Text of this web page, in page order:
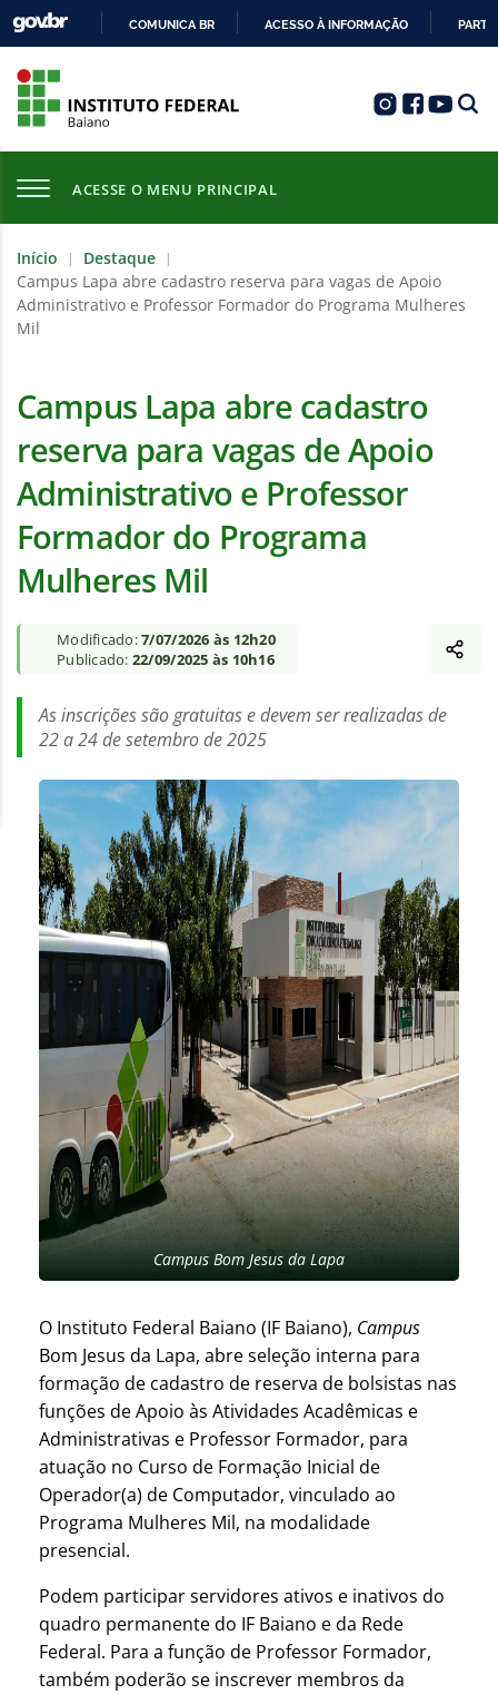
COMUNICA BR ACESSO À INFORMAÇÃO
ACESSE O MENU PRINCIPAL
Início | Destaque |
Campus Lapa abre cadastro reserva para vagas de Apoio
Administrativo e Professor Formador do Programa Mulheres
Mil
Campus Lapa abre cadastro
reserva para vagas de Apoio
Administrativo e Professor
Formador do Programa
Mulheres Mil
Modificado:7/07/2026 às 12h20
Publicado: 22/09/2025 às 10h16
As inscrições são gratuitas e devem ser realizadas de
22 a 24 de setembro de 2025
Campus Bom Jesus da Lapa
O Instituto Federal Baiano (IF Baiano), Campus
Bom Jesus da Lapa, abre seleção interna para
formação de cadastro de reserva de bolsistas nas
funções de Apoio às Atividades Acadêmicas e
Administrativas e Professor Formador, para
atuação no Curso de Formação Inicial de
Operador(a) de Computador, vinculado ao
Programa Mulheres Mil, na modalidade
presencial.
Podem participar servidores ativos e inativos do
quadro permanente do IF Baiano e da Rede
Federal. Para a função de Professor Formador,
também poderão se inscrever membros da